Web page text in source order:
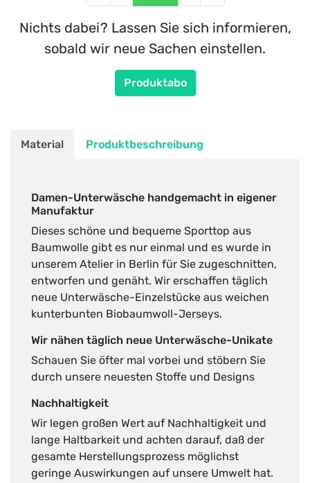
Nichts dabei? Lassen Sie sich informieren,
sobald wir neue Sachen einstellen.
Produktabo
Material Produktbeschreibung
Damen-Unterwäsche handgemacht in eigener
Manufaktur
Dieses schöne und bequeme Sporttop aus
Baumwolle gibt es nur einmal und es wurde in
unserem Atelier in Berlin für Sie zugeschnitten,
entworfen und genäht. Wir erschaffen täglich
neue Unterwäsche-Einzelstücke aus weichen
kunterbunten Biobaumwoll-Jerseys.
Wir nähen täglich neue Unterwäsche-Unikate
Schauen Sie öfter mal vorbei und stöbern Sie
durch unsere neuesten Stoffe und Designs
Nachhaltigkeit
Wir legen großen Wert auf Nachhaltigkeit und
lange Haltbarkeit und achten darauf, daß der
gesamte Herstellungsprozess möglichst
geringe Auswirkungen auf unsere Umwelt hat.